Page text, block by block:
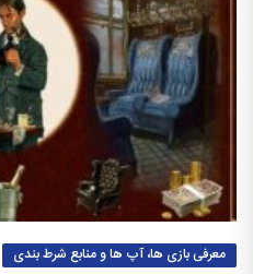
معرفی بازی ها، آپ ها و منابع شرط بندی